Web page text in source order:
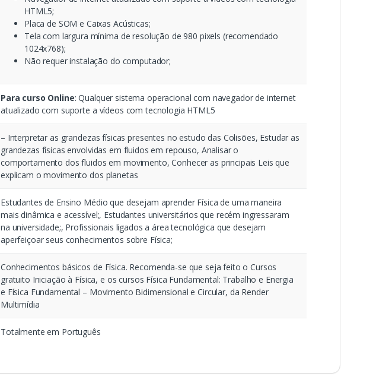
HTML5;
Placa de SOM e Caixas Acústicas;
Tela com largura mínima de resolução de 980 pixels (recomendado
1024x768);
Não requer instalação do computador;
Para curso Online: Qualquer sistema operacional com navegador de internet
atualizado com suporte a vídeos com tecnologia HTML5
– Interpretar as grandezas físicas presentes no estudo das Colisões, Estudar as
grandezas físicas envolvidas em fluidos em repouso, Analisar o
comportamento dos fluidos em movimento, Conhecer as principais Leis que
explicam o movimento dos planetas
Estudantes de Ensino Médio que desejam aprender Física de uma maneira
mais dinâmica e acessível;, Estudantes universitários que recém ingressaram
na universidade;, Profissionais ligados a área tecnológica que desejam
aperfeiçoar seus conhecimentos sobre Física;
Conhecimentos básicos de Física. Recomenda-se que seja feito o Cursos
gratuito Iniciação à Física, e os cursos Física Fundamental: Trabalho e Energia
e Física Fundamental – Movimento Bidimensional e Circular, da Render
Multimídia
Totalmente em Português